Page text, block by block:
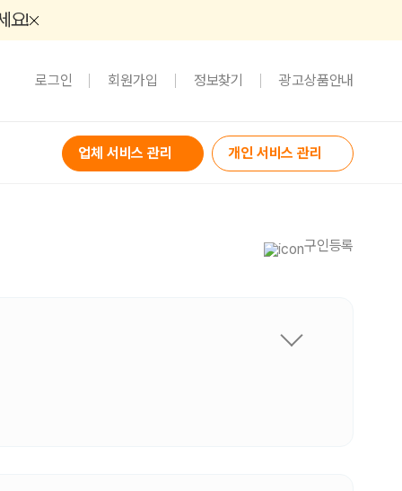
요!
로그인 회원가입 정보찾기 광고상품안내
업체 서비스 관리 개인 서비스 관리
구인등록